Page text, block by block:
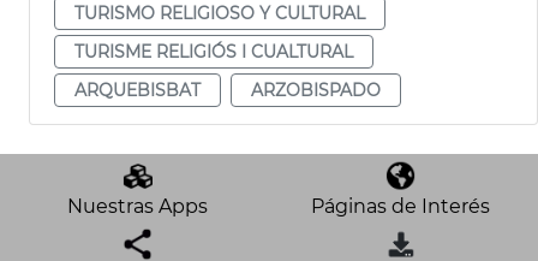
TURISMO RELIGIOSO Y CULTURAL
TURISME RELIGIÓS I CUALTURAL
ARQUEBISBAT
ARZOBISPADO
Nuestras Apps Páginas de Interés